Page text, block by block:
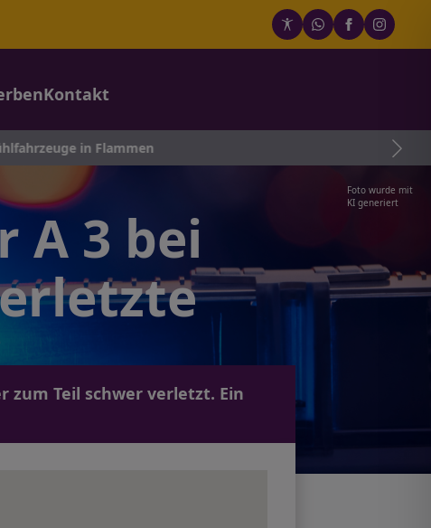
Kontakt
Foto wurde mit
KI generiert
A 3 bei
zum Teil schwer verletzt. Ein